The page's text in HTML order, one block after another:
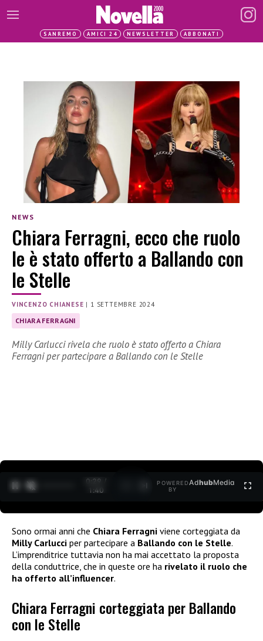
SANREMO AMICI 24 NEWSLETTER ABBONATI
NEWS
Chiara Ferragni, ecco che ruolo
le è stato offerto a Ballando con
le Stelle
VINCENZO CHIANESE | 1 SETTEMBRE 2024
CHIARA FERRAGNI
Milly Carlucci rivela che ruolo è stato offerto a Chiara
Ferragni per partecipare a Ballando con le Stelle
0:30 /
1:40
POWERED
BY
AdhubMedia
Sono ormai anni che Chiara Ferragni viene corteggiata da
Milly Carlucci per partecipare a Ballando con le Stelle.
L’imprenditrice tuttavia non ha mai accettato la proposta
della conduttrice, che in queste ore ha rivelato il ruolo che
ha offerto all’influencer.
Chiara Ferragni corteggiata per Ballando
con le Stelle